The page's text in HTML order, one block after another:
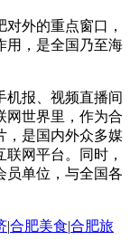
外的重点窗口，
用，是全国乃至海
机报、视频直播间
网世界里，作为合
，是国内外众多媒
网平台。同时，
员单位，与全国各
|合肥美食|合肥旅